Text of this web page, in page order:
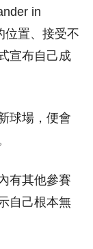
in
位置、接受不
宣布自己成
球場，便會
有其他參賽
自己根本無